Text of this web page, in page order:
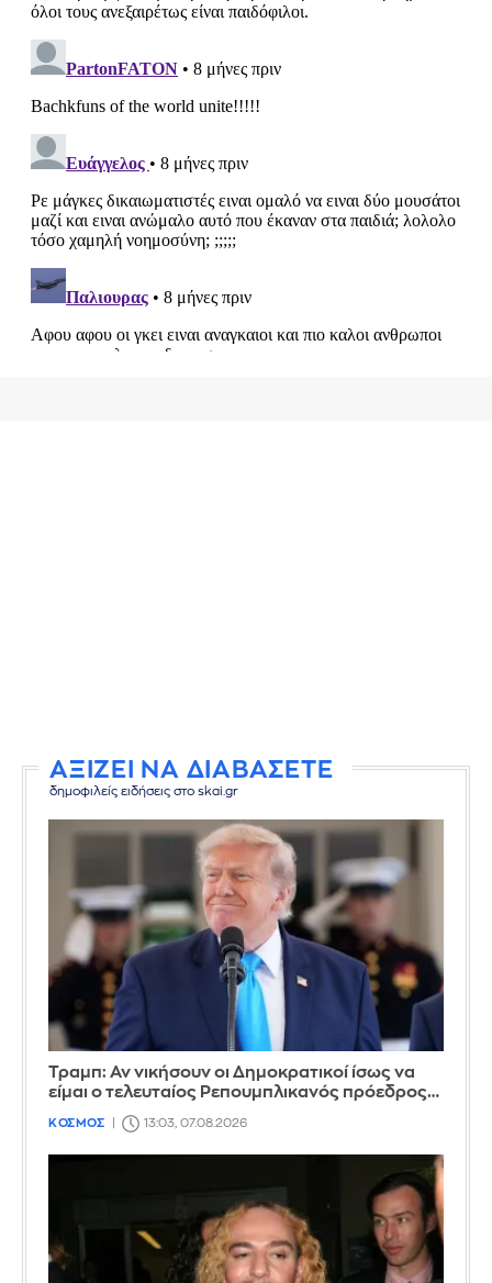
ΑΞΙΖΕΙ ΝΑ ΔΙΑΒΑΣΕΤΕ
δημοφιλείς ειδήσεις στο skai.gr
Τραμπ: Αν νικήσουν οι Δημοκρατικοί ίσως να
είμαι ο τελευταίος Ρεπουμπλικανός πρόεδρος…
ΚΟΣΜΟΣ 13:03, 07.08.2026